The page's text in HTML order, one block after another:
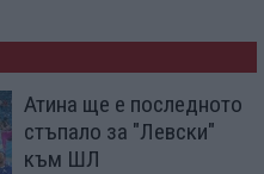
Атина ще е последното
стъпало за "Левски"
към ШЛ